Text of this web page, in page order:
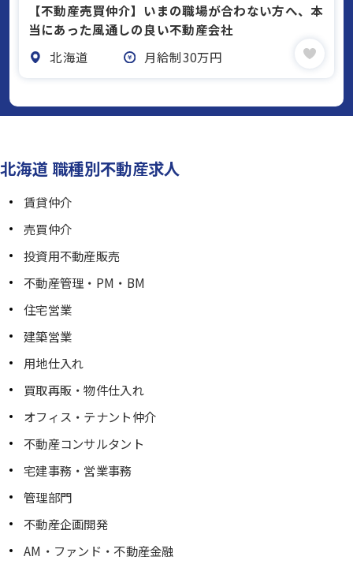
【不動産売買仲介】いまの職場が合わない方へ、本
当にあった風通しの良い不動産会社
北海道
月給制30万円
北海道 職種別不動産求人
賃貸仲介
売買仲介
投資用不動産販売
不動産管理・PM・BM
住宅営業
建築営業
用地仕入れ
買取再販・物件仕入れ
オフィス・テナント仲介
不動産コンサルタント
宅建事務・営業事務
管理部門
不動産企画開発
AM・ファンド・不動産金融